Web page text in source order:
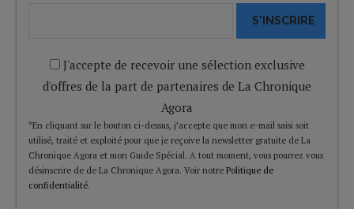
S'INSCRIRE
J'accepte de recevoir une sélection exclusive
d'offres de la part de partenaires de La Chronique
Agora
*En cliquant sur le bouton ci-dessus, j’accepte que mon e-mail saisi soit
utilisé, traité et exploité pour que je reçoive la newsletter gratuite de La
Chronique Agora et mon Guide Spécial. A tout moment, vous pourrez vous
désinscrire de de La Chronique Agora. Voir notre Politique de
confidentialité.